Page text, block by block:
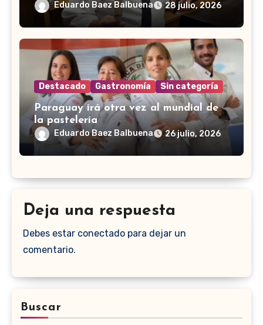
Eduardo Baez Balbuena 28 julio, 2026
Destacado Gastronomía Sin categoría
Paraguay irá otra vez al mundial de
la pastelería
Eduardo Baez Balbuena 26 julio, 2026
Deja una respuesta
Debes estar conectado para dejar un
comentario.
Buscar